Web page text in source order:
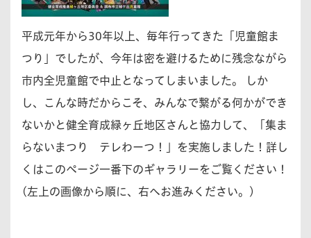
平成元年から30年以上、毎年行ってきた「児童館ま
つり」でしたが、今年は密を避けるために残念ながら
市内全児童館で中止となってしまいました。 しか
し、こんな時だからこそ、みんなで繋がる何かができ
ないかと健全育成緑ヶ丘地区さんと協力して、「集ま
らないまつり テレわーつ！」を実施しました！詳し
くはこのページ一番下のギャラリーをご覧ください！
(左上の画像から順に、右へお進みください。)